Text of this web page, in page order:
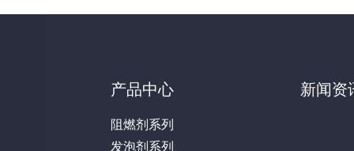
产品中心
阻燃剂系列
发泡剂系列
新闻资